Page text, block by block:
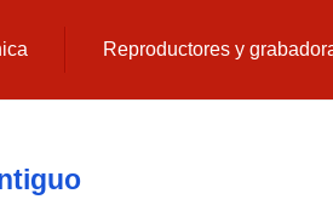
Reproductores y